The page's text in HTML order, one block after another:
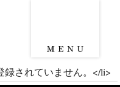
録されていません。</li>